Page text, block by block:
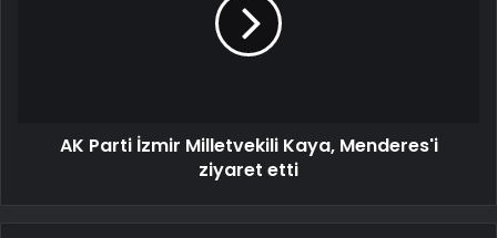
AK Parti İzmir Milletvekili Kaya, Menderes'i
ziyaret etti